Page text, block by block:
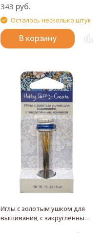
подходит для распарывания
швов и обрезания лишних
ниток.
343 руб.
Осталось несколько штук
В корзину
Иглы с золотым ушком для
вышивания, с закруглённым